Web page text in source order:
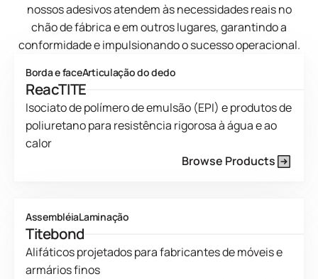
nossos adesivos atendem às necessidades reais no
chão de fábrica e em outros lugares, garantindo a
conformidade e impulsionando o sucesso operacional.
Borda e faceArticulação do dedo
ReacTITE
Isociato de polímero de emulsão (EPI) e produtos de
poliuretano para resistência rigorosa à água e ao
calor
Browse Products
AssembléiaLaminação
Titebond
Alifáticos projetados para fabricantes de móveis e
armários finos